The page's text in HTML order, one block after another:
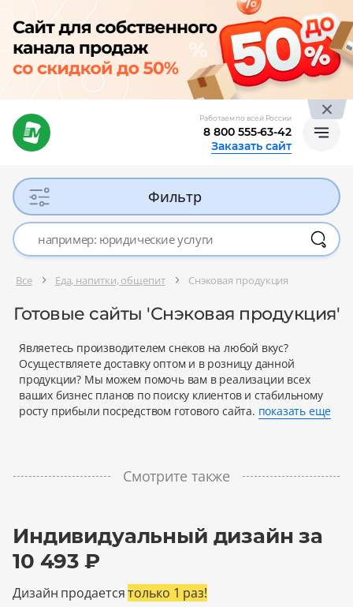
Работаем по всей России
8 800 555-63-42
Заказать сайт
Фильтр
Все Еда, напитки, общепит Снэковая продукция
Готовые сайты 'Снэковая продукция'
Являетесь производителем снеков на любой вкус?
Осуществляете доставку оптом и в розницу данной
продукции? Мы можем помочь вам в реализации всех
ваших бизнес планов по поиску клиентов и стабильному
росту прибыли посредством готового сайта. показать еще
Смотрите также
Индивидуальный дизайн за
10 493 ₽
Дизайн продаетсятолько 1 раз!